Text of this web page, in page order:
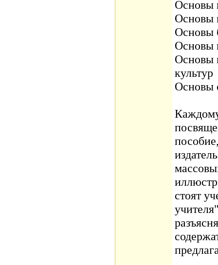
Основы
Основы
Основы
Основы
Основы
культур
Основы
стоят